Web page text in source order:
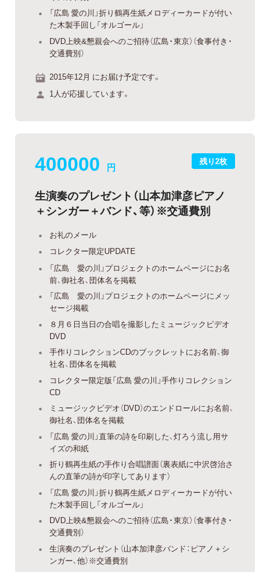
「広島 愛の川」折り鶴再生紙メロディーカードが付い
た木製手回し「オルゴール」
DVD上映&懇親会へのご招待（広島・東京）（食事付き・
交通費別）
2015年12月 にお届け予定です。
1人が応援しています。
残り2枚
400000 円
生演奏のプレゼント（山本加津彦ピアノ
＋シンガー＋バンド、等）※交通費別
お礼のメール
コレクター限定UPDATE
「広島 愛の川」プロジェクトのホームページにお名
前、御社名、団体名を掲載
「広島 愛の川」プロジェクトのホームページにメッ
セージ掲載
８月６日当日の合唱を撮影したミュージックビデオ
DVD
手作りコレクションCDのブックレットにお名前、御
社名、団体名を掲載
コレクター限定版「広島 愛の川」手作りコレクション
CD
ミュージックビデオ（DVD）のエンドロールにお名前、
御社名、団体名を掲載
「広島 愛の川」直筆の詩を印刷した、灯ろう流し用サ
イズの和紙
折り鶴再生紙の手作り合唱譜面（裏表紙に中沢啓治さ
んの直筆の詩が印字してあります）
「広島 愛の川」折り鶴再生紙メロディーカードが付い
た木製手回し「オルゴール」
DVD上映&懇親会へのご招待（広島・東京）（食事付き・
交通費別）
生演奏のプレゼント（山本加津彦バンド：ピアノ＋シ
ンガー、他）※交通費別